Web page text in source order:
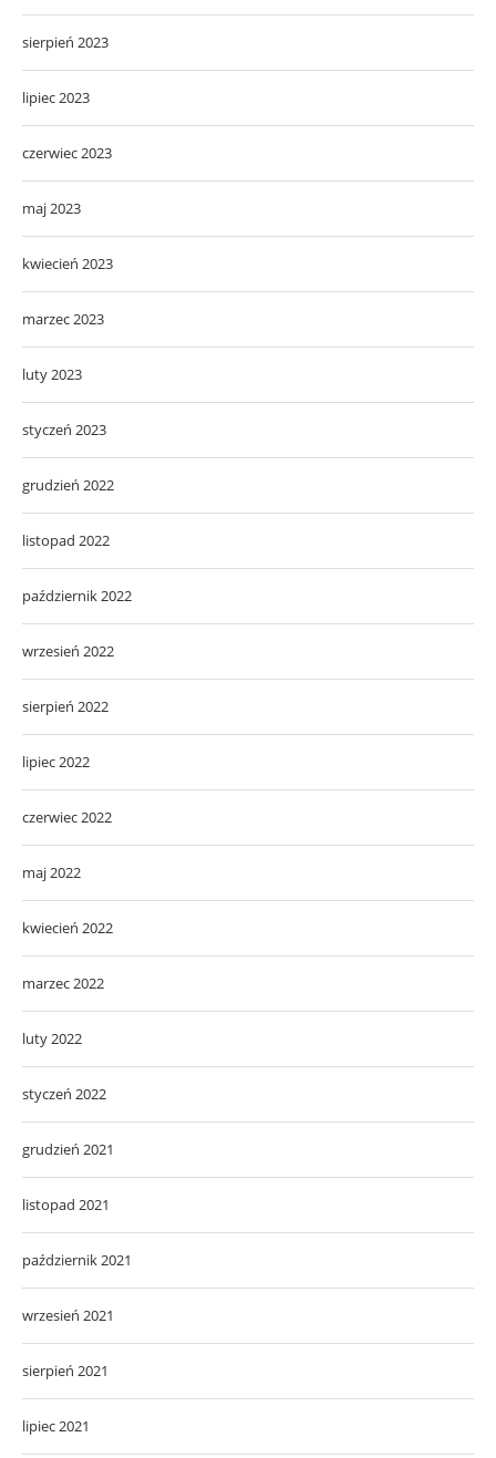
sierpień 2023
lipiec 2023
czerwiec 2023
maj 2023
kwiecień 2023
marzec 2023
luty 2023
styczeń 2023
grudzień 2022
listopad 2022
październik 2022
wrzesień 2022
sierpień 2022
lipiec 2022
czerwiec 2022
maj 2022
kwiecień 2022
marzec 2022
luty 2022
styczeń 2022
grudzień 2021
listopad 2021
październik 2021
wrzesień 2021
sierpień 2021
lipiec 2021